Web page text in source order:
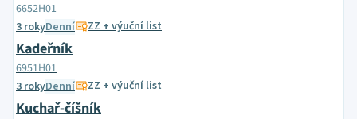
6652H01
3 rokyDenní ZZ + výuční list
Kadeřník
6951H01
3 rokyDenní ZZ + výuční list
Kuchař-číšník